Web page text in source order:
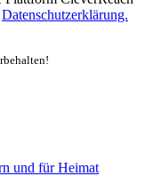
Datenschutzerklärung.